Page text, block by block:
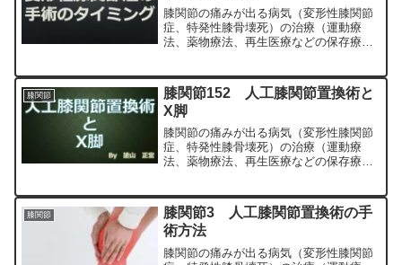
膝関節の痛みが出る病気（変形性膝関節
症、特発性膝骨壊死）の治療（運動療
法、薬物療法、再生医療などの保存療
専門医（人工関節手術を専門）の塗山正
宏が色々と説明します。
膝関節
膝関節152 人工膝関節置換術と
X脚
膝関節の痛みが出る病気（変形性膝関節
症、特発性膝骨壊死）の治療（運動療
法、薬物療法、再生医療などの保存療
専門医（人工関節手術を専門）の塗山正
宏が色々と説明します。
膝関節
膝関節3 人工膝関節置換術の手
術方法
膝関節の痛みが出る病気（変形性膝関節